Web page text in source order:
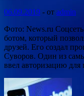
06.09.2019 - от admin
Фото: News.ru
ботом, который
друзей. Его создал
Суворов. Один из
ввел авторизацию для